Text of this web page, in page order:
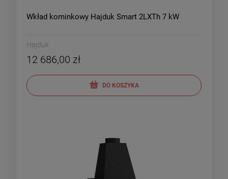
Wkład kominkowy Hajduk Smart 2LXTh 7 kW
Hajduk
12 686,00 zł
DO KOSZYKA